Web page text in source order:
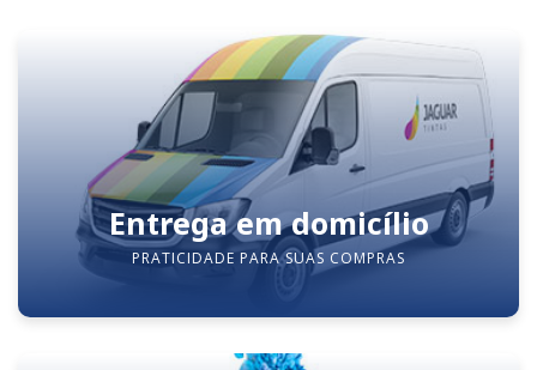
Entrega em domicílio
PRATICIDADE PARA SUAS COMPRAS